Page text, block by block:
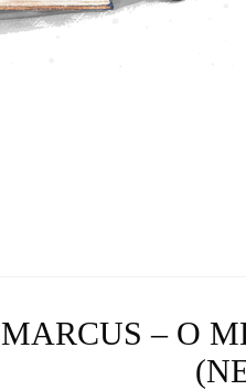
MARCUS – O